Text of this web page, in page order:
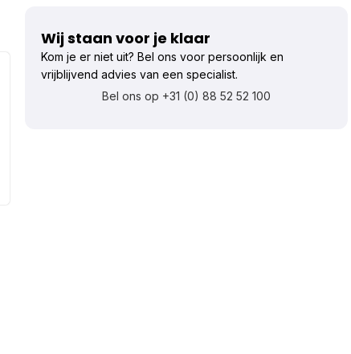
Wij staan voor je klaar
Kom je er niet uit? Bel ons voor persoonlijk en
vrijblijvend advies van een specialist.
Bel ons op +31 (0) 88 52 52 100